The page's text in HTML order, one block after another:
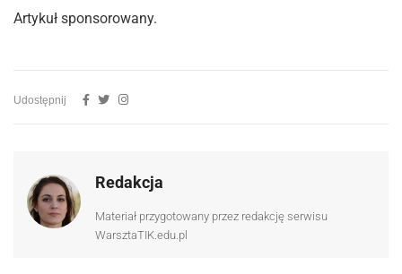
Artykuł sponsorowany.
Udostępnij
Redakcja
Materiał przygotowany przez redakcję serwisu
WarsztaTIK.edu.pl